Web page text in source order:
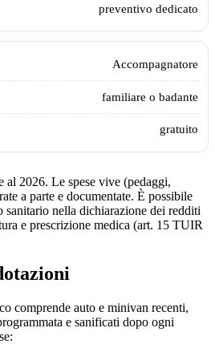
preventivo dedicato
Accompagnatore
familiare o badante
gratuito
al 2026. Le spese vive (pedaggi,
a parte e documentate. È possibile
sanitario nella dichiarazione dei redditi
e prescrizione medica (art. 15 TUIR
comprende auto e minivan recenti,
e sanificati dopo ogni